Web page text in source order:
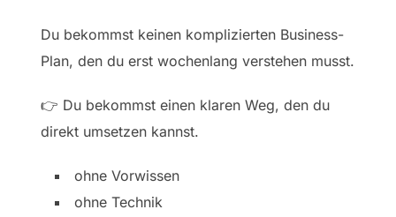
Du bekommst keinen komplizierten Business-
Plan, den du erst wochenlang verstehen musst.
👉 Du bekommst einen klaren Weg, den du
direkt umsetzen kannst.
ohne Vorwissen
ohne Technik